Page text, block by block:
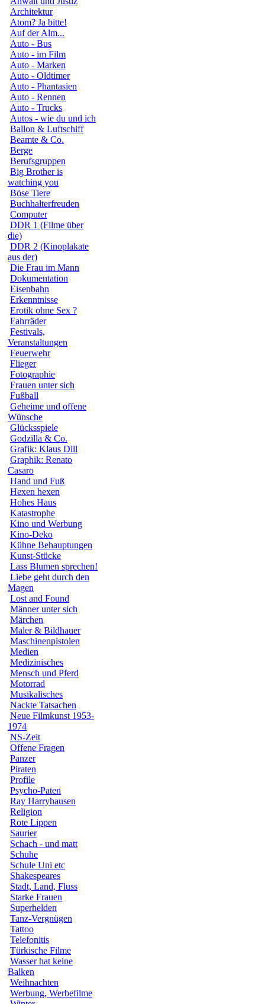
Architektur
Atom? Ja bitte!
Auf der Alm...
Auto - Bus
Auto - im Film
Auto - Marken
Auto - Oldtimer
Auto - Phantasien
Auto - Rennen
Auto - Trucks
Autos - wie du und ich
Ballon & Luftschiff
Beamte & Co.
Berge
Berufsgruppen
Big Brother is
watching you
Böse Tiere
Buchhalterfreuden
Computer
DDR 1 (Filme über
die)
DDR 2 (Kinoplakate
aus der)
Die Frau im Mann
Dokumentation
Eisenbahn
Erkenntnisse
Erotik ohne Sex ?
Fahrräder
Festivals,
Veranstaltungen
Feuerwehr
Flieger
Fotographie
Frauen unter sich
Fußball
Geheime und offene
Wünsche
Glücksspiele
Godzilla & Co.
Grafik: Klaus Dill
Graphik: Renato
Casaro
Hand und Fuß
Hexen hexen
Hohes Haus
Katastrophe
Kino und Werbung
Kino-Deko
Kühne Behauptungen
Kunst-Stücke
Lass Blumen sprechen!
Liebe geht durch den
Magen
Lost and Found
Männer unter sich
Märchen
Maler & Bildhauer
Maschinenpistolen
Medien
Medizinisches
Mensch und Pferd
Motorrad
Musikalisches
Nackte Tatsachen
Neue Filmkunst 1953-
1974
NS-Zeit
Offene Fragen
Panzer
Piraten
Profile
Psycho-Paten
Ray Harryhausen
Religion
Rote Lippen
Saurier
Schach - und matt
Schuhe
Schule Uni etc
Shakespeares
Stadt, Land, Fluss
Starke Frauen
Superhelden
Tanz-Vergnügen
Tattoo
Telefonitis
Türkische Filme
Wasser hat keine
Balken
Weihnachten
Werbung, Werbefilme